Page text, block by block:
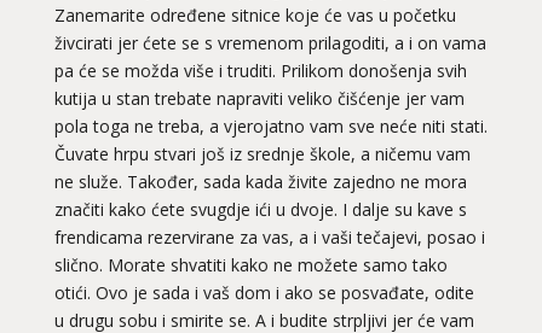
Zanemarite određene sitnice koje će vas u početku
živcirati jer ćete se s vremenom prilagoditi, a i on vama
pa će se možda više i truditi. Prilikom donošenja svih
kutija u stan trebate napraviti veliko čišćenje jer vam
pola toga ne treba, a vjerojatno vam sve neće niti stati.
Čuvate hrpu stvari još iz srednje škole, a ničemu vam
ne služe. Također, sada kada živite zajedno ne mora
značiti kako ćete svugdje ići u dvoje. I dalje su kave s
frendicama rezervirane za vas, a i vaši tečajevi, posao i
slično. Morate shvatiti kako ne možete samo tako
otići. Ovo je sada i vaš dom i ako se posvađate, odite
u drugu sobu i smirite se. A i budite strpljivi jer će vam